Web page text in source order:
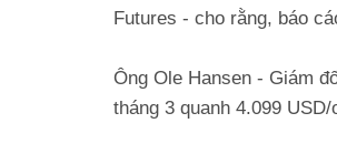
Futures - cho rằng, báo
Ông Ole Hansen - Giám
tháng 3 quanh 4.099